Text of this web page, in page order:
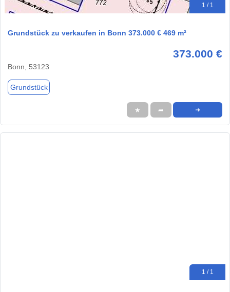
1 / 1
Grundstück zu verkaufen in Bonn 373.000 € 469 m²
373.000 €
Bonn, 53123
Grundstück
★ ➦ ➜
1 / 1